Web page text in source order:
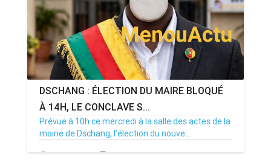
DSCHANG : ÉLECTION DU MAIRE BLOQUÉ
À 14H, LE CONCLAVE S...
Prévue à 10h ce mercredi à la salle des actes de la
mairie de Dschang, l’élection du nouve...
15/07/26 Par MenouActu 0